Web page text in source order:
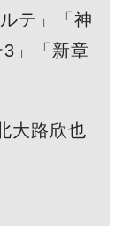
テ」「神
」「新章
大路欣也